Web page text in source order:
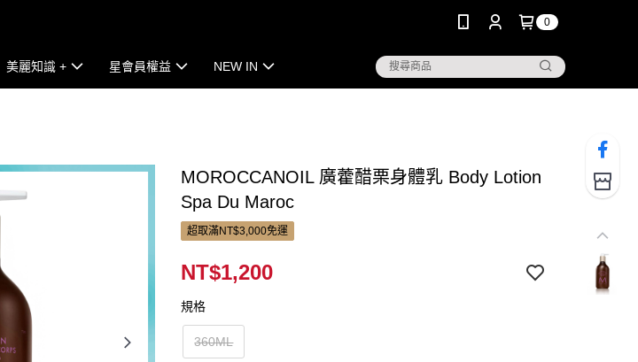
0
美麗知識 + 星會員權益 NEW IN
MOROCCANOIL 廣藿醋栗身體乳 Body Lotion
Spa Du Maroc
超取滿NT$3,000免運
NT$1,200
規格
360ML